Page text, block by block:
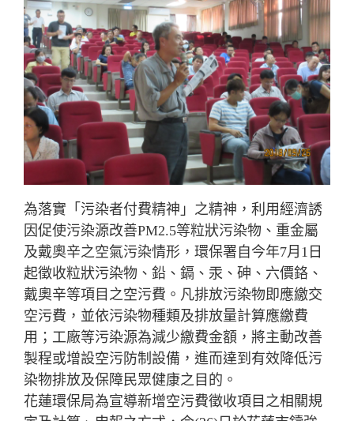
為落實「污染者付費精神」之精神，利用經濟誘
因促使污染源改善PM2.5等粒狀污染物、重金屬
及戴奧辛之空氣污染情形，環保署自今年7月1日
起徵收粒狀污染物、鉛、鎘、汞、砷、六價鉻、
戴奧辛等項目之空污費。凡排放污染物即應繳交
空污費，並依污染物種類及排放量計算應繳費
用；工廠等污染源為減少繳費金額，將主動改善
製程或增設空污防制設備，進而達到有效降低污
染物排放及保障民眾健康之目的。
花蓮環保局為宣導新增空污費徵收項目之相關規